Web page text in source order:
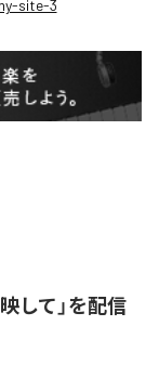
site-3
して」を配信